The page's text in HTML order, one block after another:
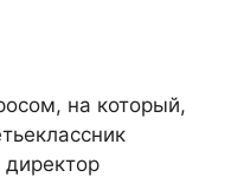
на который,
директор